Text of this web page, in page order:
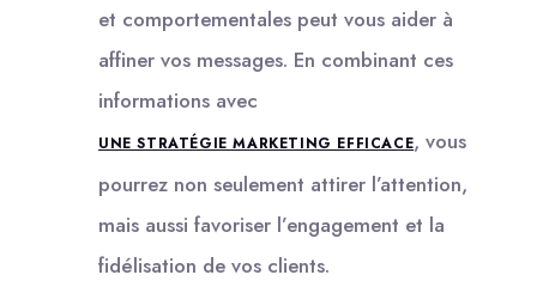
et comportementales peut vous aider à
affiner vos messages. En combinant ces
informations avec
UNE STRATÉGIE MARKETING EFFICACE, vous
pourrez non seulement attirer l’attention,
mais aussi favoriser l’engagement et la
fidélisation de vos clients.